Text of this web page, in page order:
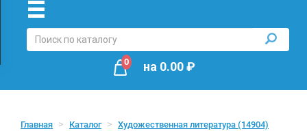
0 на 0.00₽
Главная Каталог Художественная литература (14904)